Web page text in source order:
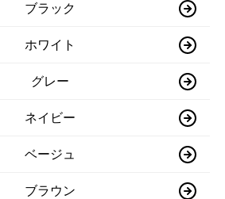
ブラック
ホワイト
グレー
ネイビー
ベージュ
ブラウン